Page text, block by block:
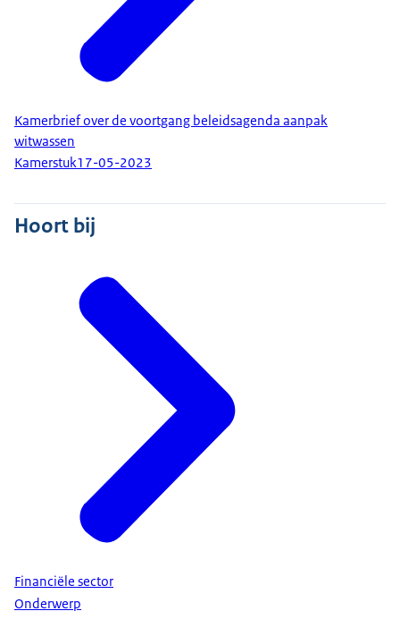
Kamerbrief over de voortgang beleidsagenda aanpak
witwassen
Kamerstuk17-05-2023
Hoort bij
Financiële sector
Onderwerp